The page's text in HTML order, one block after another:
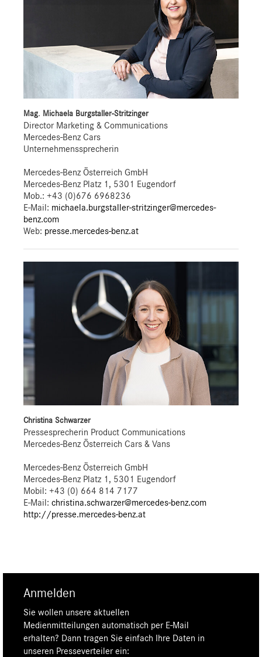
Mag. Michaela Burgstaller-Stritzinger
Director Marketing & Communications
Mercedes-Benz Cars
Unternehmenssprecherin
Mercedes-Benz Österreich GmbH
Mercedes-Benz Platz 1, 5301 Eugendorf
Mob.: +43 (0)676 6968236
E-Mail: michaela.burgstaller-stritzinger@mercedes-
benz.com
Web: presse.mercedes-benz.at
Christina Schwarzer
Pressesprecherin Product Communications
Mercedes-Benz Österreich Cars & Vans
Mercedes-Benz Österreich GmbH
Mercedes-Benz Platz 1, 5301 Eugendorf
Mobil: +43 (0) 664 814 7177
E-Mail: christina.schwarzer@mercedes-benz.com
http://presse.mercedes-benz.at
Anmelden
Sie wollen unsere aktuellen
Medienmitteilungen automatisch per E-Mail
erhalten? Dann tragen Sie einfach Ihre Daten in
unseren Presseverteiler ein: